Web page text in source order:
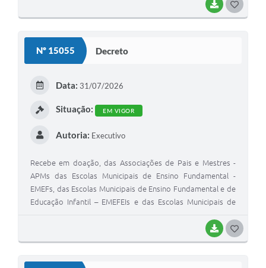
BAIXAR
Nº 15055 Decreto
BAIXAR
Data: 31/07/2026
Situação: EM VIGOR
Autoria: Executivo
Recebe em doação, das Associações de Pais e Mestres -
APMs das Escolas Municipais de Ensino Fundamental -
EMEFs, das Escolas Municipais de Ensino Fundamental e de
Educação Infantil – EMEFEIs e das Escolas Municipais de
adquiridos com recursos do Programa Dinheiro Direto na
Escola - PDDE